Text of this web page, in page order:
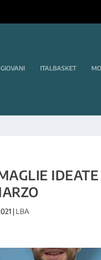
GIOVANI ITALBASKET
| LBA